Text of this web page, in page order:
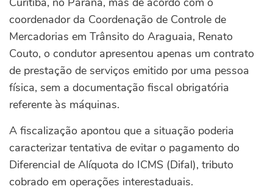
coordenador da Coordenação de Controle de
Mercadorias em Trânsito do Araguaia, Renato
Couto, o condutor apresentou apenas um contrato
de prestação de serviços emitido por uma pessoa
física, sem a documentação fiscal obrigatória
referente às máquinas.
A fiscalização apontou que a situação poderia
caracterizar tentativa de evitar o pagamento do
Diferencial de Alíquota do ICMS (Difal), tributo
cobrado em operações interestaduais.